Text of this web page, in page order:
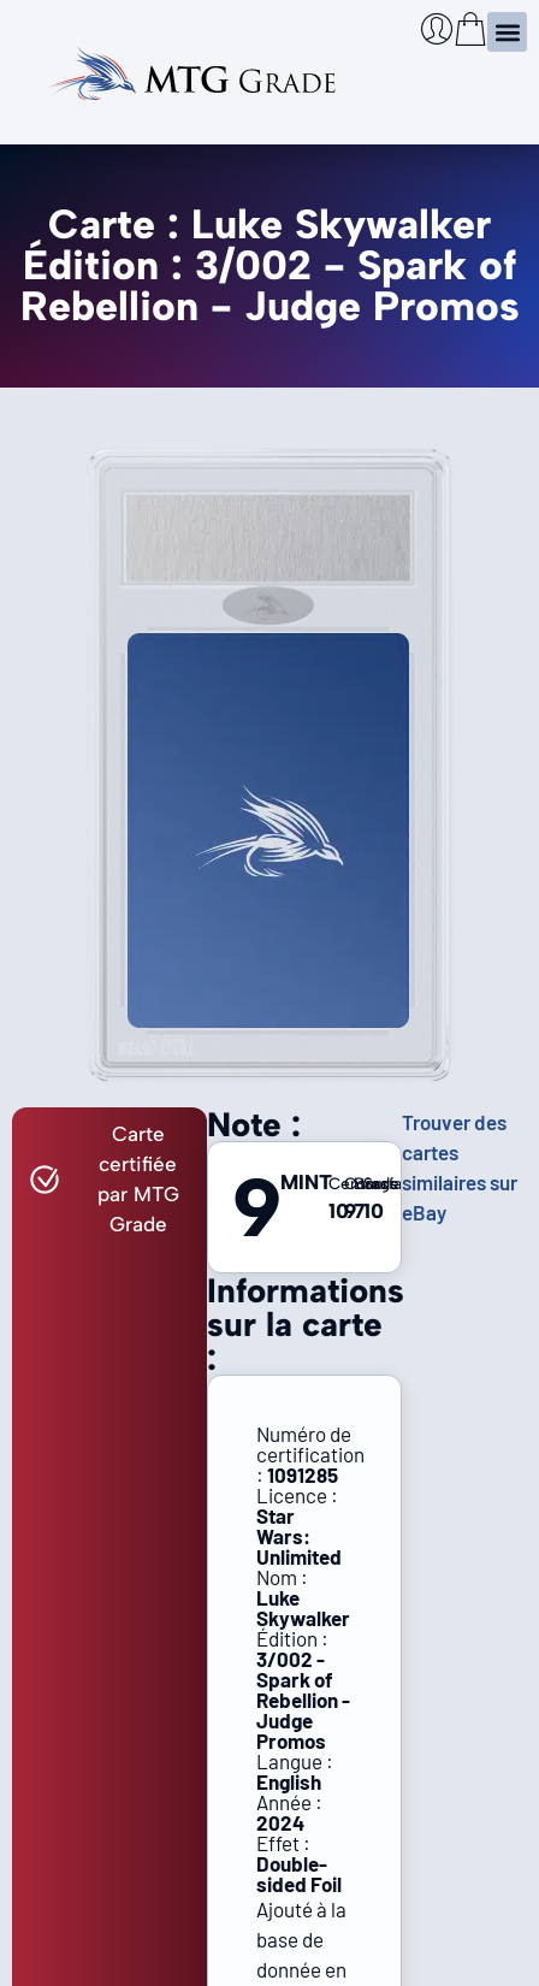
Carte : Luke Skywalker
Édition : 3/002 - Spark of
Rebellion - Judge Promos
Carte
certifiée
par MTG
Grade
Informations
sur la carte
:
Numéro de
certification
: 1091285
Licence :
Star
Wars:
Unlimited
Nom :
Luke
Skywalker
Édition :
3/002 -
Spark of
Rebellion -
Judge
Promos
Langue :
English
Année :
2024
Effet :
Double-
sided Foil
Ajouté à la
base de
donnée en
Note :
9MINTCentrage
10
Coins
9
Bords
7
Surface
10
Trouver des
cartes
similaires sur
eBay